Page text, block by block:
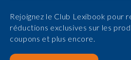
Rejoignez le Club Lexibook pour
réductions exclusives sur les
coupons et plus encore.